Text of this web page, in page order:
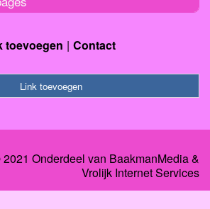
toevoegen Contact
Link toevoegen
Onderdeel van BaakmanMedia&
Vrolijk Internet Services